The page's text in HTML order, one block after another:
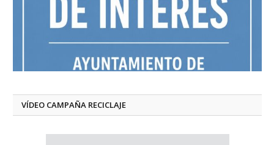
VÍDEO CAMPAÑA RECICLAJE